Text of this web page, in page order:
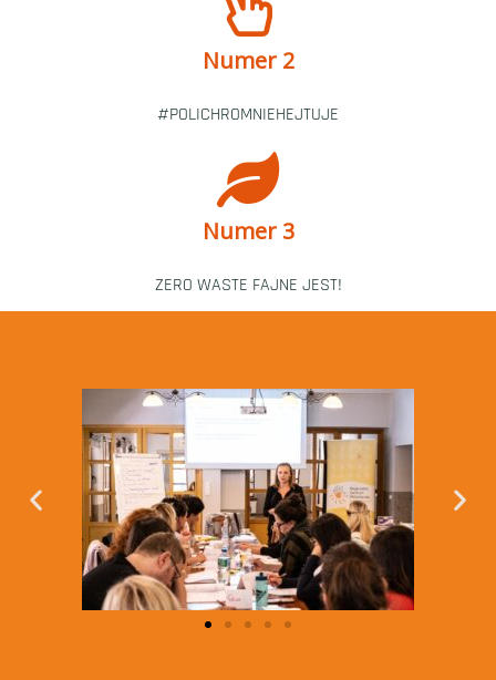
Numer 2
#POLICHROMNIEHEJTUJE
Numer 3
ZERO WASTE FAJNE JEST!